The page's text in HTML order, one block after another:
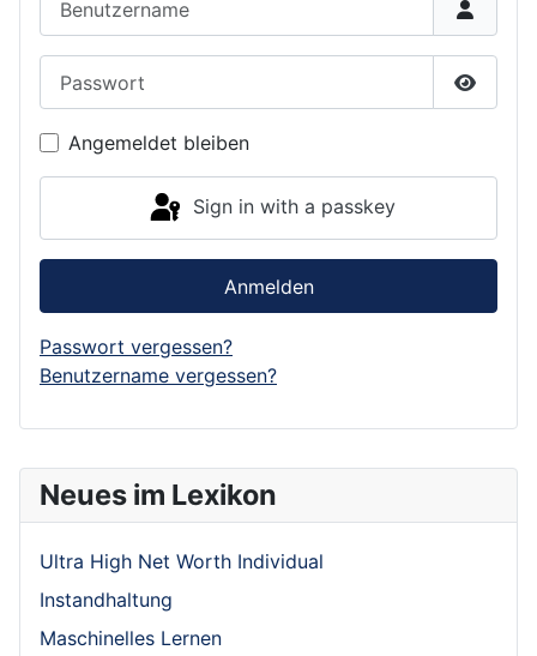
Neues im Lexikon
Ultra High Net Worth Individual
Instandhaltung
Maschinelles Lernen
Show
Angemeldet bleiben
Sign in with a passkey
Anmelden
Passwort vergessen?
Benutzername vergessen?